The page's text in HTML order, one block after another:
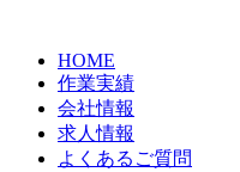
HOME
作業実績
会社情報
求人情報
よくあるご質問